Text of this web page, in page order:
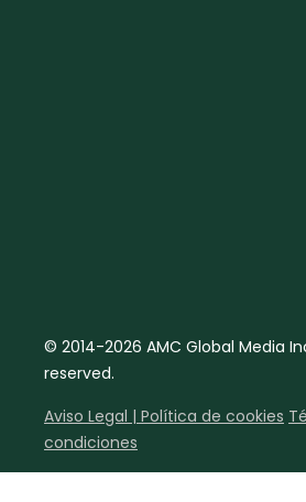
© 2014-2026 AMC Global Media
reserved.
Aviso Legal | Política de cookies
condiciones